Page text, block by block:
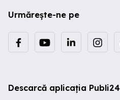
Urmărește-ne pe
Descarcă aplicația Publi24